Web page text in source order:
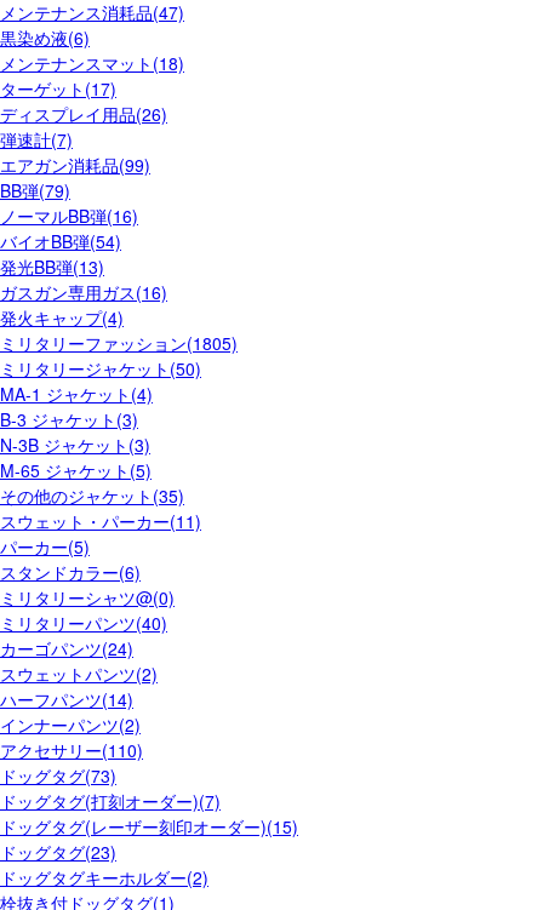
メンテナンス消耗品(47)
黒染め液(6)
メンテナンスマット(18)
ターゲット(17)
ディスプレイ用品(26)
弾速計(7)
エアガン消耗品(99)
BB弾(79)
ノーマルBB弾(16)
バイオBB弾(54)
発光BB弾(13)
ガスガン専用ガス(16)
発火キャップ(4)
ミリタリーファッション(1805)
ミリタリージャケット(50)
MA-1 ジャケット(4)
B-3 ジャケット(3)
N-3B ジャケット(3)
M-65 ジャケット(5)
その他のジャケット(35)
スウェット・パーカー(11)
パーカー(5)
スタンドカラー(6)
ミリタリーシャツ@(0)
ミリタリーパンツ(40)
カーゴパンツ(24)
スウェットパンツ(2)
ハーフパンツ(14)
インナーパンツ(2)
アクセサリー(110)
ドッグタグ(73)
ドッグタグ(打刻オーダー)(7)
ドッグタグ(レーザー刻印オーダー)(15)
ドッグタグ(23)
ドッグタグキーホルダー(2)
栓抜き付ドッグタグ(1)